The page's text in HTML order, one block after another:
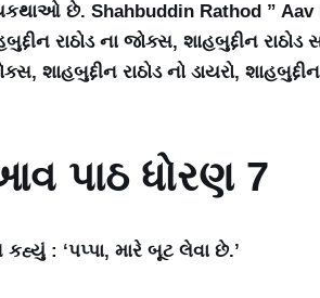
છે. Shahbuddin Rathod ” Aav
રાઠોડ ના જોક્સ, શાહબુદ્દીન રાઠોડ
શાહબુદ્દીન રાઠોડ નો ડાયરો,
પાઠ ધોરણ 7
: ‘પપ્પા, મારે બૂટ લેવા છે.’